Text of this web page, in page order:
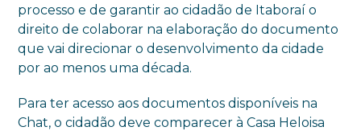
processo e de garantir ao cidadão de Itaboraí o
direito de colaborar na elaboração do documento
que vai direcionar o desenvolvimento da cidade
por ao menos uma década.
Para ter acesso aos documentos disponíveis na
Chat, o cidadão deve comparecer à Casa Heloisa